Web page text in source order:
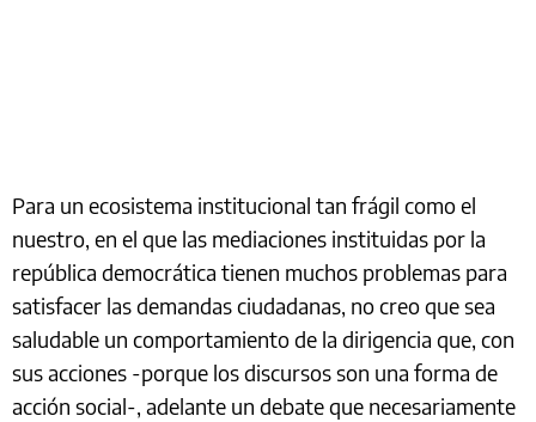
Para un ecosistema institucional tan frágil como el
nuestro, en el que las mediaciones instituidas por la
república democrática tienen muchos problemas para
satisfacer las demandas ciudadanas, no creo que sea
saludable un comportamiento de la dirigencia que, con
sus acciones -porque los discursos son una forma de
acción social-, adelante un debate que necesariamente